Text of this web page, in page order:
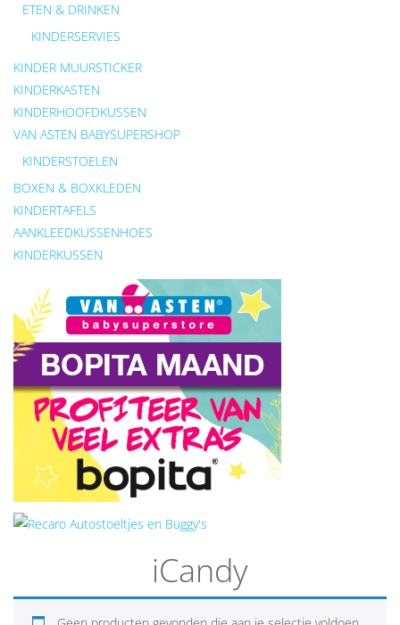
ETEN & DRINKEN
KINDERSERVIES
KINDER MUURSTICKER
KINDERKASTEN
KINDERHOOFDKUSSEN
VAN ASTEN BABYSUPERSHOP
KINDERSTOELEN
BOXEN & BOXKLEDEN
KINDERTAFELS
AANKLEEDKUSSENHOES
KINDERKUSSEN
iCandy